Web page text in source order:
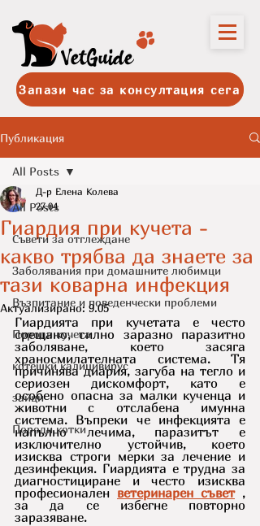
Запази час за консултация сега
Публикация
All Posts
Съвети за отглеждане
Заболявания при домашните любимци
Възпитание и поведенчески проблеми
Породи кучета
котешки калицивирус
зайци
Породи котки
All Posts
Гиардия при кучета -
какво трябва да знаете за
тази коварна инфекция
Д-р Елена Колева
27.04
Актуализирано: 9.05
Гиардията при кучетата е често
срещано, силно заразно паразитно
заболяване, което засяга
храносмилателната система. Тя
причинява диария, загуба на тегло и
сериозен дискомфорт, като е
особено опасна за малки кученца и
животни с отслабена имунна
система. Въпреки че инфекцията е
напълно лечима, паразитът е
изключително устойчив, което
изисква строги мерки за лечение и
дезинфекция. Гиардията е трудна за
диагностициране и често изисква
професионален ветеринарен съвет ,
за да се избегне повторно
заразяване.